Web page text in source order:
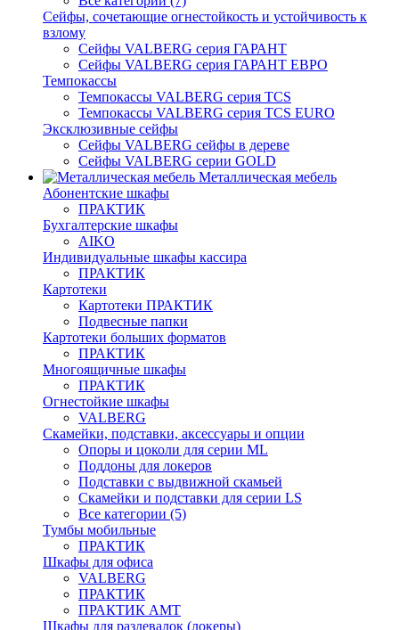
Сейфы, сочетающие огнестойкость и устойчивость к
взлому
Сейфы VALBERG серия ГАРАНТ
Сейфы VALBERG серия ГАРАНТ ЕВРО
Темпокассы
Темпокассы VALBERG серия TCS
Темпокассы VALBERG серия TCS EURO
Эксклюзивные сейфы
Сейфы VALBERG сейфы в дереве
Сейфы VALBERG серии GOLD
Металлическая мебель
Абонентские шкафы
ПРАКТИК
Бухгалтерские шкафы
AIKO
Индивидуальные шкафы кассира
ПРАКТИК
Картотеки
Картотеки ПРАКТИК
Подвесные папки
Картотеки больших форматов
ПРАКТИК
Многоящичные шкафы
ПРАКТИК
Огнестойкие шкафы
VALBERG
Скамейки, подставки, аксессуары и опции
Опоры и цоколи для серии ML
Поддоны для локеров
Подставки с выдвижной скамьей
Скамейки и подставки для серии LS
Все категории (5)
Тумбы мобильные
ПРАКТИК
Шкафы для офиса
VALBERG
ПРАКТИК
ПРАКТИК AMT
Шкафы для раздевалок (локеры)